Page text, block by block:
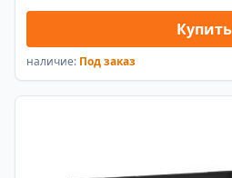
Купить
наличие: Под заказ